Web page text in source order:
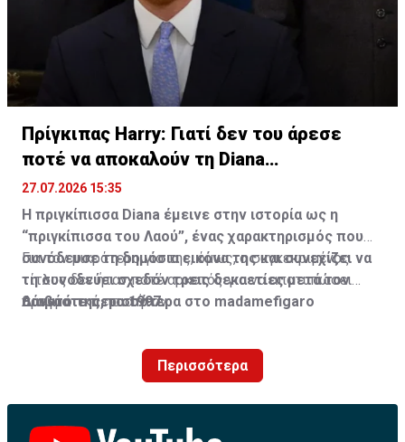
Martin Scorsese, Jennifer Lawrence και Morgan
Πρίγκιπας Harry: Γιατί δεν του άρεσε
ποτέ να αποκαλούν τη Diana
“πριγκίπισσα”
27.07.2026 15:35
Η πριγκίπισσα Diana έμεινε στην ιστορία ως η
“πριγκίπισσα του Λαού”, ένας χαρακτηρισμός που
συνόδευσε τη δημόσια εικόνα της και συνεχίζει να
τη συνοδεύει σχεδόν τρεις δεκαετίες μετά τον
θάνατό της, το 1997.
Για τον μικρότερο γιο της, όμως, ο συγκεκριμένος
τίτλος δεν ήταν ποτέ αρκετός για να αποτυπώσει
πραγματικά ποια ήταν.
Διαβάστε περισσότερα στο madamefigaro
Περισσότερα